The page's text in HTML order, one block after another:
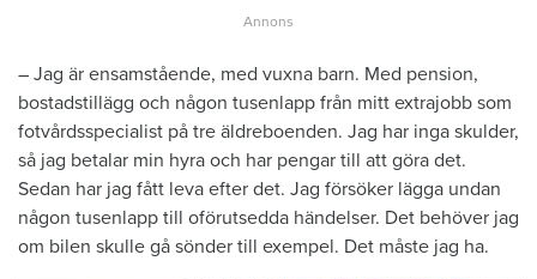
– Jag är ensamstående, med vuxna barn. Med pension,
bostadstillägg och någon tusenlapp från mitt extrajobb som
fotvårdsspecialist på tre äldreboenden. Jag har inga skulder,
så jag betalar min hyra och har pengar till att göra det.
Sedan har jag fått leva efter det. Jag försöker lägga undan
någon tusenlapp till oförutsedda händelser. Det behöver jag
om bilen skulle gå sönder till exempel. Det måste jag ha.